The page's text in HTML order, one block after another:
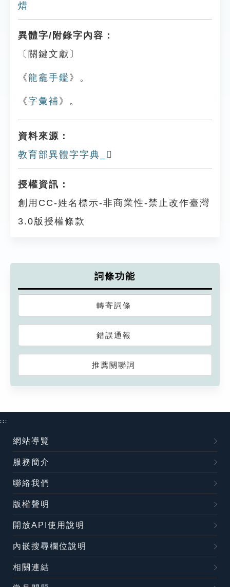
焟
異體字/附錄字內容：
〔關鍵文獻〕
《龍龕手鑑 》。
《字彙補 》。
資料來源：
教育部異體字字典_𤓔
授權資訊：
創用CC-姓名標示-非商業性-禁止改作臺灣
3.0版授權條款
詞條功能
轉寄詞條
錯誤通報
推薦關聯詞
:::
網站導覽
服務簡介
聯絡我們
版權聲明
開放API使用說明
內嵌搜尋欄位說明
相關連結